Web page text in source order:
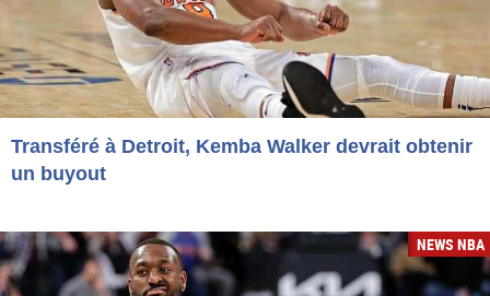
Transféré à Detroit, Kemba Walker devrait obtenir
un buyout
NEWS NBA